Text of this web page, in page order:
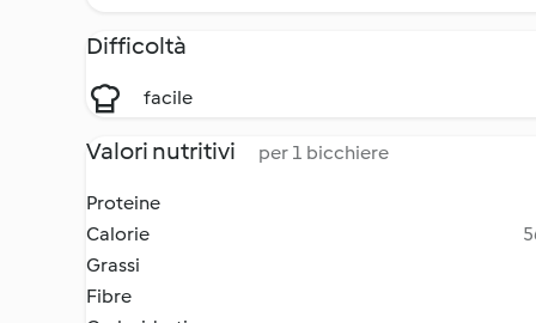
Difficoltà
facile
Valori nutritivi per 1 bicchiere
Proteine
Calorie
Grassi
Fibre